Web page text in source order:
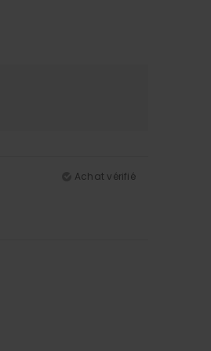
Achat vérifié